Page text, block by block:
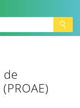
de